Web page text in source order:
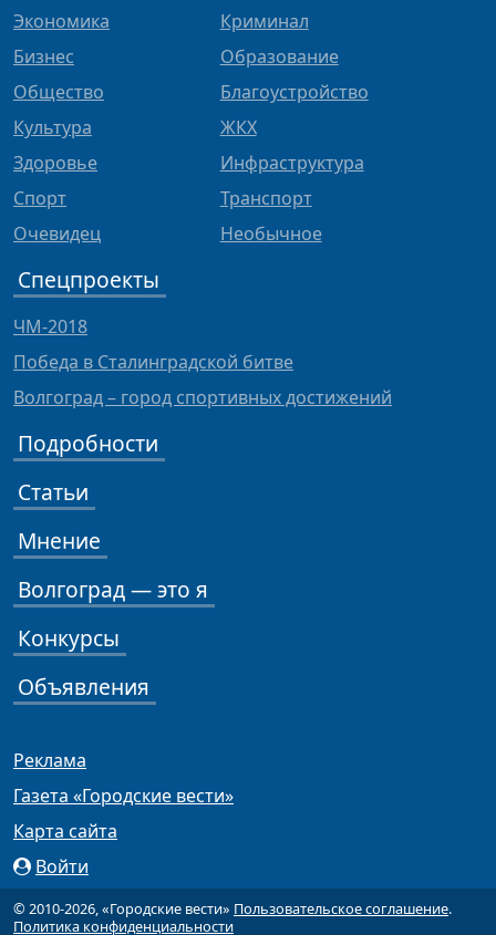
Экономика
Бизнес
Общество
Культура
Здоровье
Спорт
Очевидец
Криминал
Образование
Благоустройство
ЖКХ
Инфраструктура
Транспорт
Необычное
Спецпроекты
ЧМ-2018
Победа в Сталинградской битве
Волгоград – город спортивных достижений
Подробности
Статьи
Мнение
Волгоград — это я
Конкурсы
Объявления
Реклама
Газета «Городские вести»
Карта сайта
Войти
© 2010-2026, «Городские вести» Пользовательское соглашение.
Политика конфиденциальности